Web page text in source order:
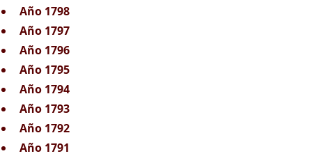
Año 1798
Año 1797
Año 1796
Año 1795
Año 1794
Año 1793
Año 1792
Año 1791